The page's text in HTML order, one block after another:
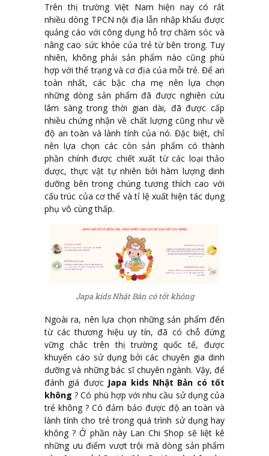
Trên thị trường Việt Nam hiện nay có rất
nhiều dòng TPCN nội địa lẫn nhập khẩu được
quảng cáo với công dụng hỗ trợ chăm sóc và
nâng cao sức khỏe của trẻ từ bên trong. Tuy
nhiên, không phải sản phẩm nào cũng phù
hợp với thể trạng và cơ địa của mỗi trẻ. Để an
toàn nhất, các bậc cha mẹ nên lựa chọn
những dòng sản phẩm đã được nghiên cứu
lâm sàng trong thời gian dài, đã được cấp
nhiều chứng nhận về chất lượng cũng như về
độ an toàn và lành tính của nó. Đặc biệt, chỉ
nên lựa chọn các còn sản phẩm có thành
phần chính được chiết xuất từ các loại thảo
dược, thực vật tự nhiên bởi hàm lượng dinh
dưỡng bên trong chúng tương thích cao với
cấu trúc của cơ thể và tỉ lệ xuất hiện tác dụng
phụ vô cùng thấp.
Japa kids Nhật Bản có tốt không
Ngoài ra, nên lựa chọn những sản phẩm đến
từ các thương hiệu uy tín, đã có chỗ đứng
vững chắc trên thị trường quốc tế, được
khuyến cáo sử dụng bởi các chuyên gia dinh
dưỡng và những bác sĩ chuyên ngành. Vậy, để
đánh giá được Japa kids Nhật Bản có tốt
không ? Có phù hợp với nhu cầu sử dụng của
trẻ không ? Có đảm bảo được độ an toàn và
lành tính cho trẻ trong quá trình sử dụng hay
không ? Ở phần này Lan Chi Shop sẽ liệt kê
những ưu điểm vượt trội mà dòng sản phẩm